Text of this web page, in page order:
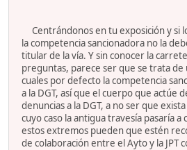
Centrándonos en tu exposición y si
la competencia sancionadora no la
titular de la vía. Y sin conocer la
preguntas, parece ser que se trata de
cuales por defecto la competencia
a la DGT, así que el cuerpo que actúe
denuncias a la DGT, a no ser que
cuyo caso la antigua travesía pasaría
estos extremos pueden que estén
de colaboración entre el Ayto y la JPT